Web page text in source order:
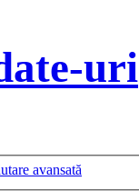
uri
avansată